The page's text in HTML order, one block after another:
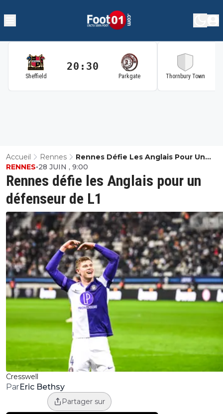
Sheffield
20:30
Parkgate Thornbury Town
Accueil Rennes
Rennes Défie Les Anglais Pour Un
Défenseur De L1
Cresswell
Rennes défie les Anglais pour un
défenseur de L1
RENNES•28 JUIN , 9:00
ParEric Bethsy
Partager sur